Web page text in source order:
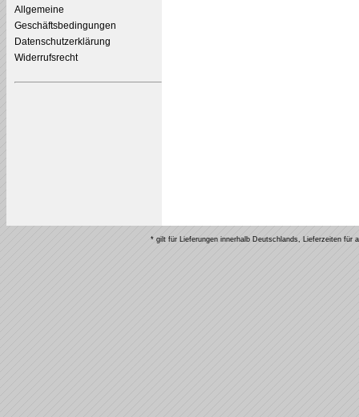
Allgemeine
Geschäftsbedingungen
Datenschutzerklärung
Widerrufsrecht
* gilt für Lieferungen innerhalb Deutschlands, Lieferzeiten